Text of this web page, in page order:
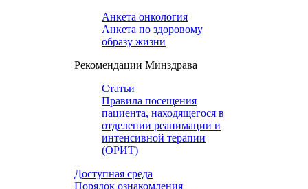
Анкета онкология
Анкета по здоровому
образу жизни
Рекомендации Минздрава
Статьи
Правила посещения
пациента, находящегося в
отделении реанимации и
интенсивной терапии
(ОРИТ)
Доступная среда
Порядок ознакомления